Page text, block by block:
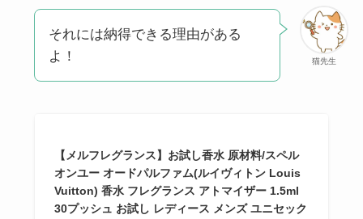
たまごっちみーつは
なぜ高い？なぜ人
気？安く買える方法
も解説！
の理由と安く買える
方法も解説！
猫先生
それには納得できる理由がある
よ！
【メルフレグランス】お試し香水 原材料/スペル
オンユー オードパルファム(ルイヴィトン Louis
Vuitton) 香水 フレグランス アトマイザー 1.5ml
30プッシュ お試し レディース メンズ ユニセック